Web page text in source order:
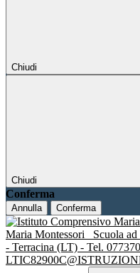
Chiudi
Chiudi
Conferma
Annulla Conferma
Maria Montessori
Scuola
- Terracina (LT) - Tel.